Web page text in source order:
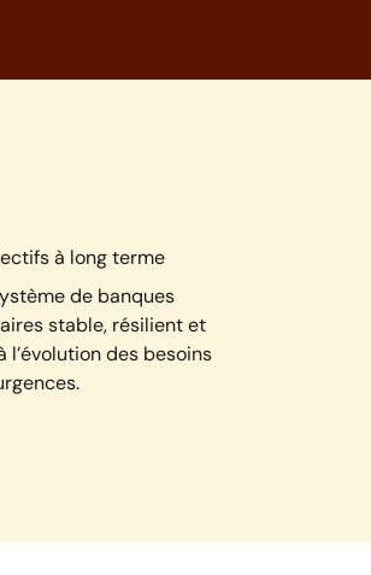
à long terme
de banques
stable, résilient et
l’évolution des besoins